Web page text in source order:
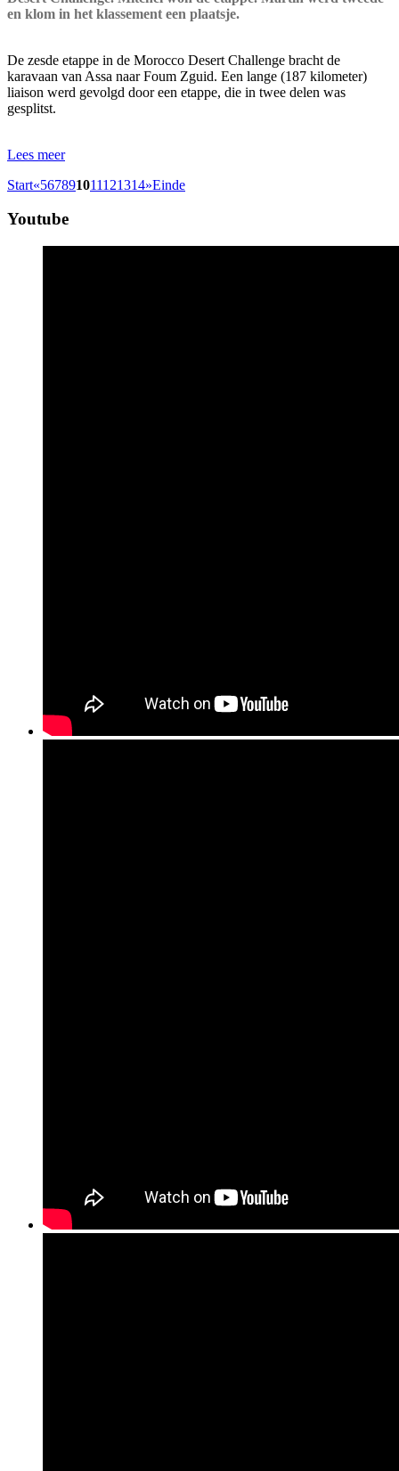
en klom in het klassement een plaatsje.
De zesde etappe in de Morocco Desert Challenge bracht de
karavaan van Assa naar Foum Zguid. Een lange (187 kilometer)
liaison werd gevolgd door een etappe, die in twee delen was
gesplitst.
Lees meer
Start«567891011121314»Einde
Youtube